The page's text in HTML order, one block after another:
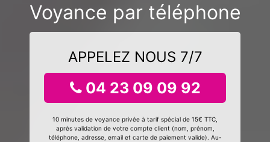
Voyance par téléphone
APPELEZ NOUS 7/7
04 23 09 09 92
10 minutes de voyance privée à tarif spécial de 15€ TTC,
après validation de votre compte client (nom, prénom,
téléphone, adresse, email et carte de paiement valide). Au-